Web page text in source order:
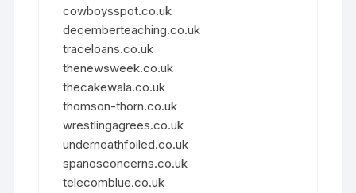
cowboysspot.co.uk
decemberteaching.co.uk
traceloans.co.uk
thenewsweek.co.uk
thecakewala.co.uk
thomson-thorn.co.uk
wrestlingagrees.co.uk
underneathfoiled.co.uk
spanosconcerns.co.uk
telecomblue.co.uk